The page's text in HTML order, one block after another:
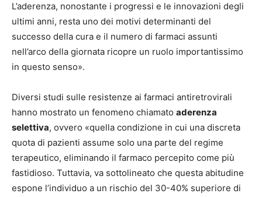
L’aderenza, nonostante i progressi e le innovazioni degli
ultimi anni, resta uno dei motivi determinanti del
successo della cura e il numero di farmaci assunti
nell’arco della giornata ricopre un ruolo importantissimo
in questo senso».
Diversi studi sulle resistenze ai farmaci antiretrovirali
hanno mostrato un fenomeno chiamato aderenza
selettiva, ovvero «quella condizione in cui una discreta
quota di pazienti assume solo una parte del regime
terapeutico, eliminando il farmaco percepito come più
fastidioso. Tuttavia, va sottolineato che questa abitudine
espone l’individuo a un rischio del 30-40% superiore di